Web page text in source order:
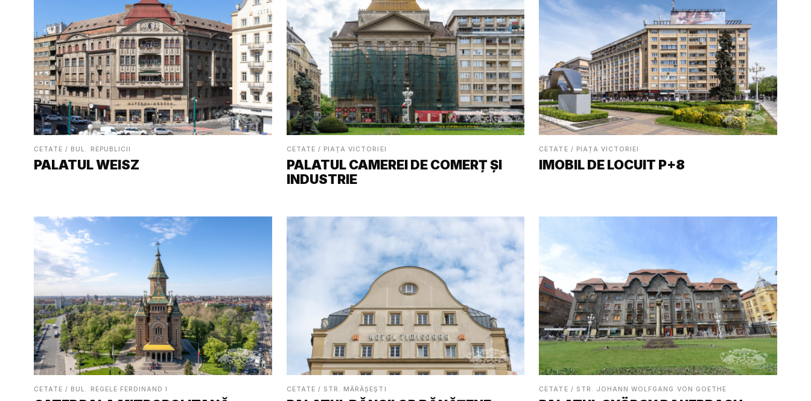
CETATE / BUL. REPUBLICII
PALATUL WEISZ
CETATE / PIAȚA VICTORIEI
PALATUL CAMEREI DE COMERȚ ȘI
INDUSTRIE
CETATE / PIAȚA VICTORIEI
IMOBIL DE LOCUIT P+8
CETATE / BUL. REGELE FERDINAND I CETATE / STR. MĂRĂȘEȘTI CETATE / STR. JOHANN WOLFGANG VON GOETHE